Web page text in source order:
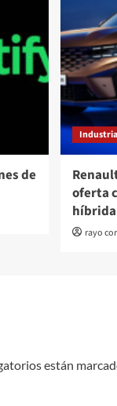
de
oferta
híbrida
rayo
están